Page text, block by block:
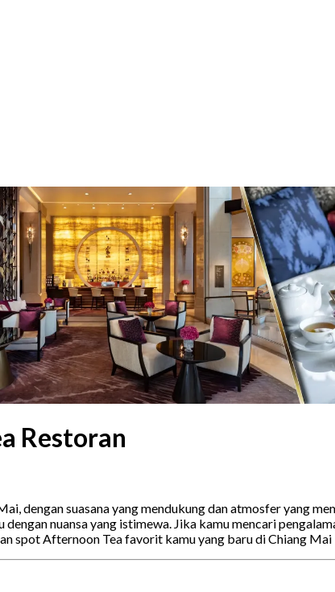
Restoran
dengan suasana yang mendukung dan atmosfer yang
nuansa yang istimewa. Jika kamu mencari
spot Afternoon Tea favorit kamu yang baru di Chiang Mai